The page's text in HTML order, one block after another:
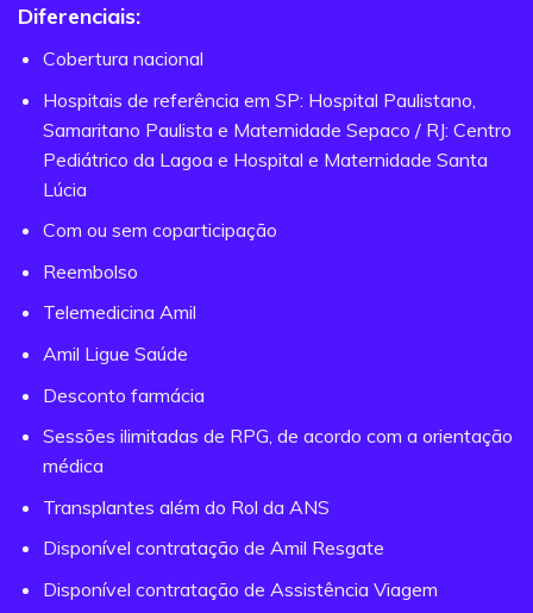
Diferenciais:
Cobertura nacional
Hospitais de referência em SP: Hospital Paulistano,
Samaritano Paulista e Maternidade Sepaco / RJ: Centro
Pediátrico da Lagoa e Hospital e Maternidade Santa
Lúcia
Com ou sem coparticipação
Reembolso
Telemedicina Amil
Amil Ligue Saúde
Desconto farmácia
Sessões ilimitadas de RPG, de acordo com a orientação
médica
Transplantes além do Rol da ANS
Disponível contratação de Amil Resgate
Disponível contratação de Assistência Viagem